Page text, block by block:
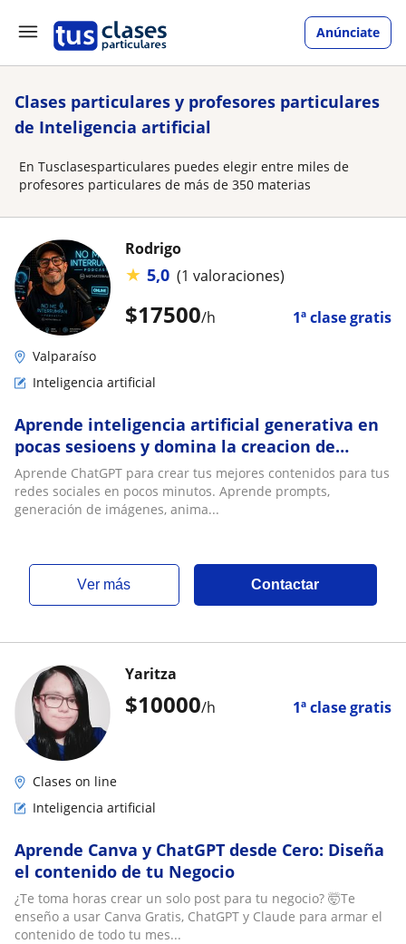
Anúnciate
Clases particulares y profesores particulares
de Inteligencia artificial
En Tusclasesparticulares puedes elegir entre miles de
profesores particulares de más de 350 materias
$17500/h 1ª clase gratis
Rodrigo
★ 5,0 (1 valoraciones)
Valparaíso
Inteligencia artificial
Aprende inteligencia artificial generativa en
pocas sesioens y domina la creacion de
prompt y generación de contenidos en
segundos. No más horas haciendo trabajo
Aprende ChatGPT para crear tus mejores contenidos para tus
redes sociales en pocos minutos. Aprende prompts,
generación de imágenes, anima...
ver más Contactar
$10000/h 1ª clase gratis
Yaritza
Clases on line
Inteligencia artificial
Aprende Canva y ChatGPT desde Cero: Diseña
el contenido de tu Negocio
¿Te toma horas crear un solo post para tu negocio? 🤯Te
enseño a usar Canva Gratis, ChatGPT y Claude para armar el
contenido de todo tu mes...